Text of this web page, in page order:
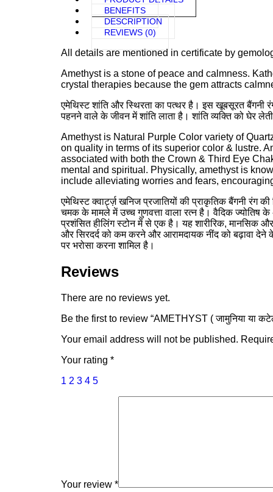
BENEFITS
DESCRIPTION
REVIEWS (0)
All details are mentioned in certificate by
Amethyst is a stone of peace and calmness.
crystal therapies because the gem attracts
एमेथिस्ट शांति और स्थिरता का पत्थर है। इस खूबसूरत बैंगनी
पहनने वाले के जीवन में शांति लाता है। शांति व्यक्ति को घेर
Amethyst is Natural Purple Color variety of
on quality in terms of its superior color & lustre.
associated with both the Crown & Third Eye
mental and spiritual. Physically, amethyst is
include alleviating worries and fears,
एमेथिस्ट क्वार्ट्ज़ खनिज प्रजातियों की प्राकृतिक बैंगनी रंग
चमक के मामले में उच्च गुणवत्ता वाला रत्न है। वैदिक
प्रशंसित हीलिंग स्टोन में से एक है। यह शारीरिक, मानसिक
और सिरदर्द को कम करने और आरामदायक नींद को बढ़ावा देने
पर भरोसा करना शामिल है।
Reviews
There are no reviews yet.
Be the first to review “AMETHYST ( जामुनिया या
Your email address will not be published.
Your rating *
1 2 3 4 5
Your review *